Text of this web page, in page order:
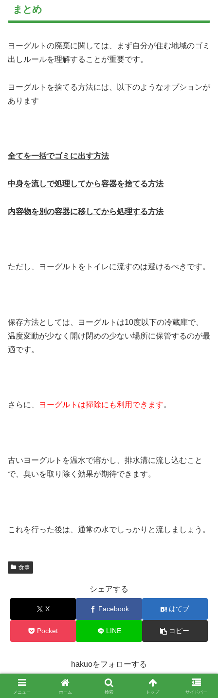
まとめ
ヨーグルトの廃棄に関しては、まず自分が住む地域のゴミ
出しルールを理解することが重要です。
ヨーグルトを捨てる方法には、以下のようなオプションが
あります
全てを一括でゴミに出す方法
中身を流しで処理してから容器を捨てる方法
内容物を別の容器に移してから処理する方法
ただし、ヨーグルトをトイレに流すのは避けるべきです。
保存方法としては、ヨーグルトは10度以下の冷蔵庫で、
温度変動が少なく開け閉めの少ない場所に保管するのが最
適です。
さらに、 ヨーグルトは掃除にも利用できます。
古いヨーグルトを温水で溶かし、排水溝に流し込むこと
で、臭いを取り除く効果が期待できます。
これを行った後は、通常の水でしっかりと流しましょう。
食事
シェアする
X Facebook はてブ
Pocket LINE コピー
hakuoをフォローする
メニュー ホーム 検索 トップ サイドバー